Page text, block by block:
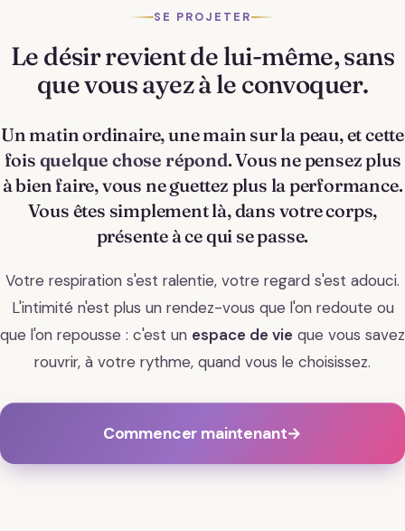
SE PROJETER
Le désir revient de lui-même, sans
que vous ayez à le convoquer.
Un matin ordinaire, une main sur la peau, et cette
fois quelque chose répond. Vous ne pensez plus
à bien faire, vous ne guettez plus la performance.
Vous êtes simplement là, dans votre corps,
présente à ce qui se passe.
Votre respiration s'est ralentie, votre regard s'est adouci.
L'intimité n'est plus un rendez-vous que l'on redoute ou
que l'on repousse : c'est un espace de vie que vous savez
rouvrir, à votre rythme, quand vous le choisissez.
Commencer maintenant→